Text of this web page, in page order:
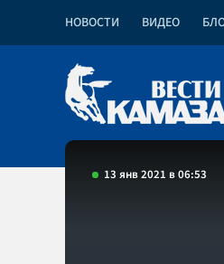
НОВОСТИ ВИДЕО
13 янв 2021 в 06:53